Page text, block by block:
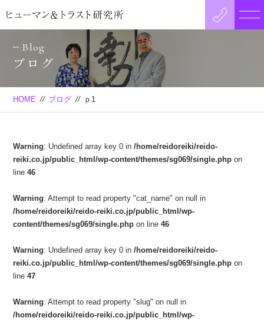
Blog
ブログ
HOME // ブログ // ｐ1
Warning: Undefined array key 0 in/home/reidoreiki/reido-
reiki.co.jp/public_html/wp-content/themes/sg069/single.php on
line46
Warning: Attempt to read property "cat_name" on null in
/home/reidoreiki/reido-reiki.co.jp/public_html/wp-
content/themes/sg069/single.php on line46
Warning: Undefined array key 0 in/home/reidoreiki/reido-
reiki.co.jp/public_html/wp-content/themes/sg069/single.php on
line47
Warning: Attempt to read property "slug" on null in
/home/reidoreiki/reido-reiki.co.jp/public_html/wp-